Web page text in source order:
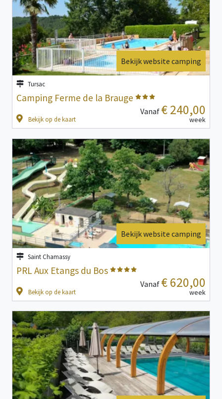
Bekijk website camping
Tursac
Camping Ferme de la Brauge
Bekijk op de kaart
Vanaf € 240,00
week
Bekijk website camping
Saint Chamassy
PRL Aux Etangs du Bos
Bekijk op de kaart
Vanaf € 620,00
week